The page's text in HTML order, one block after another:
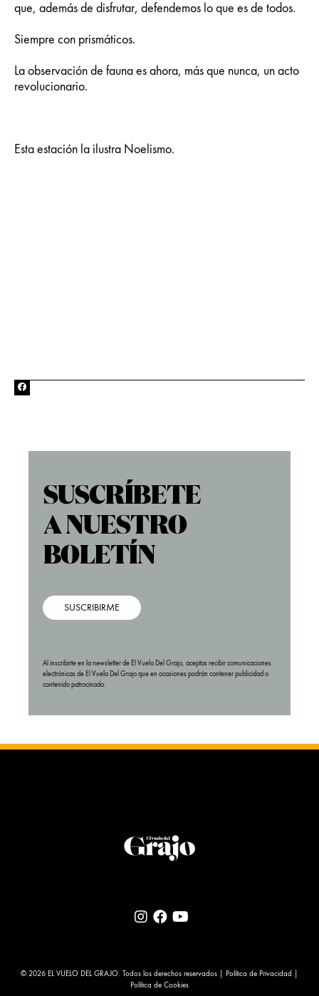
que, además de disfrutar, defendemos lo que es de todos.
Siempre con prismáticos.
La observación de fauna es ahora, más que nunca, un acto
revolucionario.
Esta estación la ilustra Noelismo.
SUSCRIBIRME
Al inscribirte en la newsletter de El Vuelo Del Grajo, aceptas recibir comunicaciones
electrónicas de El Vuelo Del Grajo que en ocasiones podrán contener publicidad o
contenido patrocinado.
© 2026 EL VUELO DEL GRAJO. Todos los derechos reservados | Política de Privacidad
Política de Cookies